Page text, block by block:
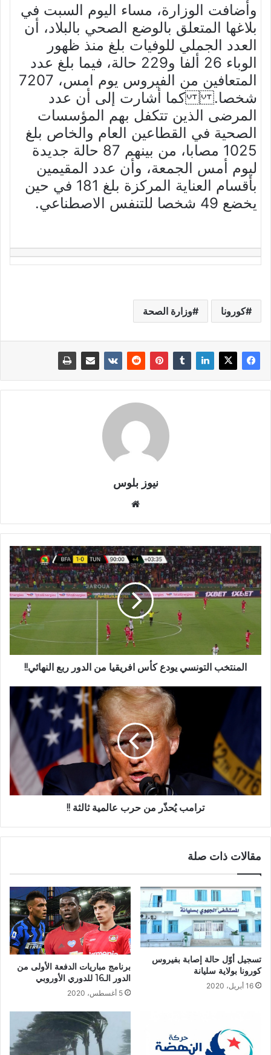
وأضافت الوزارة، مساء اليوم السبت في
بلاغها المتعلق بالوضع الصحي بالبلاد، أن
العدد الجملي للوفيات بلغ منذ ظهور
الوباء 26 ألفا و229 حالة، فيما بلغ عدد
المتعافين من الفيروس يوم امس، 7207
شخصا. كما أشارت إلى أن عدد
المرضى الذين تتكفل بهم المؤسسات
الصحية في القطاعين العام والخاص بلغ
1025 مصابا، من بينهم 87 حالة جديدة
ليوم أمس الجمعة، وأن عدد المقيمين
بأقسام العناية المركزة بلغ 181 في حين
يخضع 49 شخصا للتنفس الاصطناعي.
كورونا وزارة الصحة
نيوز بلوس
المنتخب التونسي يودع كأس افريقيا من الدور ربع النهائي!!
ترامب يُحذّر من حرب عالمية ثالثة !!
مقالات ذات صلة
تسجيل أوّل حالة إصابة بفيروس
كورونا بولاية سليانة
16 أبريل، 2020
برنامج مباريات الدفعة الأولى من
الدور الـ16 للدوري الأوروبي
5 أغسطس، 2020